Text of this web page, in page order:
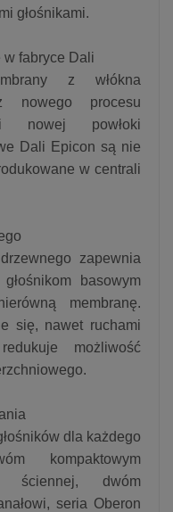
głośnikami.
w fabryce Dali
z włókna
nowego procesu
nowej powłoki
Dali Epicon są nie
w centrali
zapewnia
basowym
membranę.
się, nawet ruchami
możliwość
dla każdego
kompaktowym
ściennej, dwóm
seria Oberon